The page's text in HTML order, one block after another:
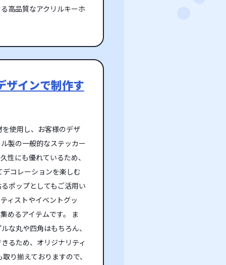
高品質なアクリルキーホ
ザインで制作す
使用し、お客様のデザ
製の一般的なステッカー
性にも優れているため、
コレーションを楽しむ
ポップとしてもご活用い
ィストやイベントグッ
めるアイテムです。 ま
な丸や四角はもちろん、
るため、オリジナリティ
り揃えておりますので、